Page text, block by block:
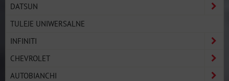
DATSUN
TULEJE UNIWERSALNE
INFINITI
CHEVROLET
AUTOBIANCHI